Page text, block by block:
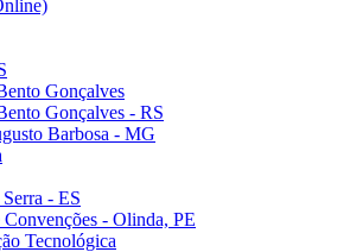
Gonçalves
Gonçalves - RS
Barbosa - MG
- ES
- Olinda, PE
Tecnológica